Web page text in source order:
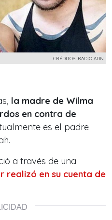
CRÉDITOS: RADIO ADN
la madre de Wilma
en contra de
es el padre
a través de una
realizó en su cuenta de